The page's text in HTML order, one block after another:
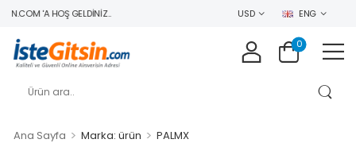
'A HOŞ GELDINIZ.. USD ENG
0
Ana Sayfa > Marka: ürün > PALMX